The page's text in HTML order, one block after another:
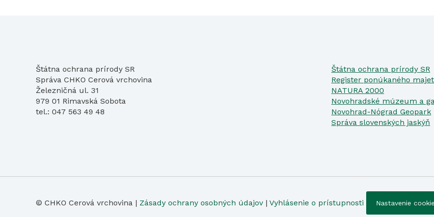
Štátna ochrana prírody SR
Správa CHKO Cerová vrchovina
Železničná ul. 31
979 01 Rimavská Sobota
tel.: 047 563 49 48
Štátna ochrana prírody SR
Register ponúkaného
NATURA 2000
Novohradské múzeum a
Novohrad-Nógrad Geopark
Správa slovenských jaskýň
© CHKO Cerová vrchovina | Zásady ochrany osobných údajov | Vyhlásenie o prístupnosti Nastavenie